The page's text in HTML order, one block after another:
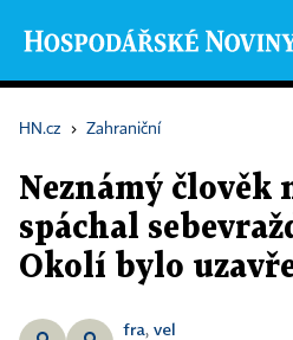
HN.cz › Zahraniční
Neznámý člověk
spáchal
Okolí bylo
fra, vel